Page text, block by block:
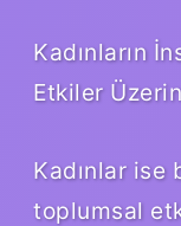
Kadınların
Etkiler
Kadınlar ise
toplumsal